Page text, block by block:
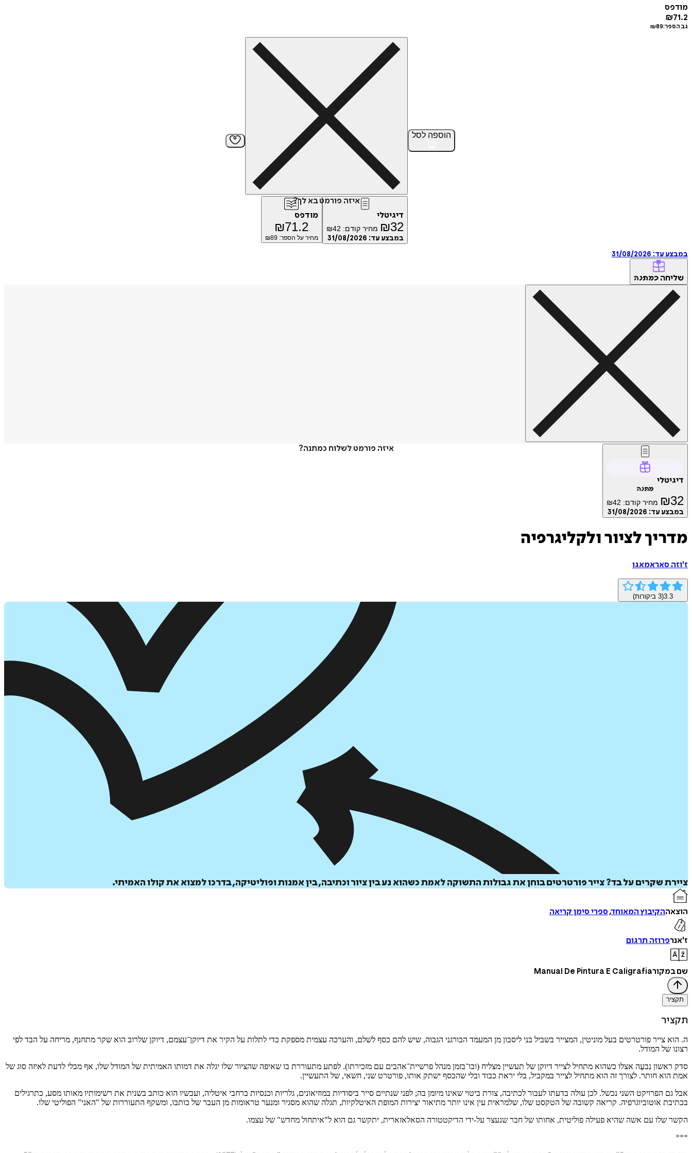
מודפס
₪71.2
גב הספר: ₪89
הוספה לסל
איזה פורמט בא לך?
דיגיטלי
₪32 מחיר קודם: ₪42
במבצע עד: 31/08/2026
מודפס
₪71.2
מחיר על הספר: ₪ 89
במבצע עד: 31/08/2026
שליחה כמתנה
איזה פורמט לשלוח כמתנה?
דיגיטלי
מתנה
₪32 מחיר קודם: ₪42
במבצע עד: 31/08/2026
הוספה
מדריך לציור ולקליגרפיה
ז'וזה סאראמאגו
3.3
(
3 ביקורות)
ציירת שקרים על בד? צייר פורטרטים בוחן את גבולות התשוקה לאמת כשהוא נע בין ציור וכתיבה, בין אמנות ופוליטיקה, בדרכו למצוא את קולו האמיתי.
הוצאההקיבוץ המאוחד,ספרי סימן קריאה
ז'אנרפרוזה תרגום
שם במקורManual De Pintura E Caligrafia
תקציר
תקציר
ה. הוא צייר פורטרטים בעל מוניטין, המצייר בשביל בני ליסבון מן המעמד הבורגני הגבוה, שיש להם כסף לשלם, והערכה עצמית מספקת כדי לתלות על הקיר את דיוקן־עצמם, דיוקן שלרוב הוא שקר מתחנף, מריחה על הבד לפי
רצונו של המודל.
סדק ראשון נִבעֶה אצלו כשהוא מתחיל לצייר דיוקן של תעשיין מצליח (ובו־בזמן מנהל פרשיית־אהבים עם מזכירתו). לפתע מתעוררת בו שאיפה שהציור שלו יגלה את דמותו האמיתית של המודל שלו, אף מבלי לדעת לאיזה סוג של
אמת הוא חותר. לצורך זה הוא מתחיל לצייר במקביל, בלי יראת כבוד ובלי שהכסף ישתק אותו, פורטרט שני, חשאי, של התעשיין.
אבל גם הפרויקט השני נכשל. לכן עולה בדעתו לעבור לכתיבה, צורת ביטוי שאינו מיומן בה; לפני שנתיים סייר ביסודיות במוזיאונים, גלריות וכנסיות ברחבי איטליה, ועכשיו הוא כותב בשנית את רשימותיו מאותו מסע, כתרגילים
בכתיבת אוטוביוגרפיה. קריאה קשובה של הטקסט שלו, שלמראית עין אינו יותר מתיאור יצירות המופת האיטלקיות, תגלה שהוא מסגיר ומנער טראומות מן העבר של כותבו, ומשקף התעוררות של "האני" הפוליטי שלו.
הקשר שלו עם אשה שהיא פעילה פוליטית, אחותו של חבר שנעצר על-ידי הדיקטטורה הסאלאזארית, יתקשר גם הוא ל"איתחול מחדש" של עצמו.
***